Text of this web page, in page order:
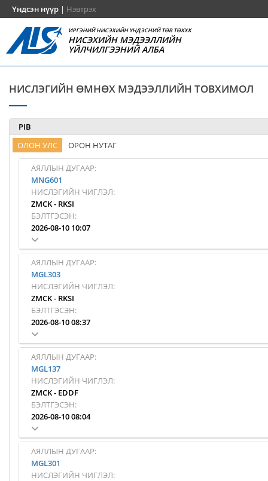
Үндсэн нүүр | Нэвтрэх
ИРГЭНИЙ НИСЭХИЙН ҮНДЭСНИЙ ТӨВ ТӨХХК
НИСЭХИЙН МЭДЭЭЛЛИЙН
ҮЙЛЧИЛГЭЭНИЙ АЛБА
НИСЛЭГИЙН ӨМНӨХ МЭДЭЭЛЛИЙН ТОВХИМОЛ
PIB
ОЛОН УЛС
ОРОН НУТАГ
АЯЛЛЫН ДУГААР:
MNG601
НИСЛЭГИЙН ЧИГЛЭЛ:
ZMCK- RKSI
БЭЛТГЭСЭН:
2026-08-10 10:07
АЯЛЛЫН ДУГААР:
MGL303
НИСЛЭГИЙН ЧИГЛЭЛ:
ZMCK- RKSI
БЭЛТГЭСЭН:
2026-08-10 08:37
АЯЛЛЫН ДУГААР:
MGL137
НИСЛЭГИЙН ЧИГЛЭЛ:
ZMCK- EDDF
БЭЛТГЭСЭН:
2026-08-10 08:04
АЯЛЛЫН ДУГААР:
MGL301
НИСЛЭГИЙН ЧИГЛЭЛ: